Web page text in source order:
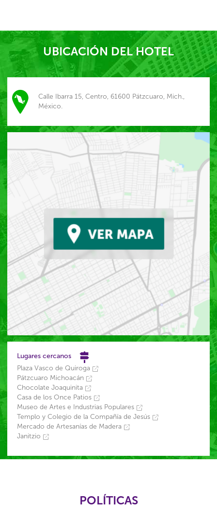
UBICACIÓN DEL HOTEL
Calle Ibarra 15, Centro, 61600 Pátzcuaro, Mich.,
México.
Lugares cercanos
Plaza Vasco de Quiroga
Pátzcuaro Michoacán
Chocolate Joaquinita
Casa de los Once Patios
Museo de Artes e Industrias Populares
Templo y Colegio de la Compañía de Jesús
Mercado de Artesanías de Madera
Janitzio
POLÍTICAS